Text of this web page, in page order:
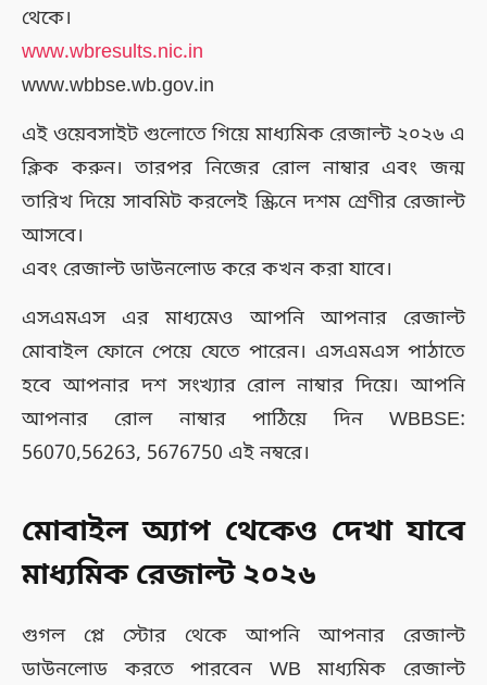
থেকে।
www.wbresults.nic.in
www.wbbse.wb.gov.in
এই ওয়েবসাইট গুলোতে গিয়ে মাধ্যমিক রেজাল্ট ২০২৬ এ
ক্লিক করুন। তারপর নিজের রোল নাম্বার এবং জন্ম
তারিখ দিয়ে সাবমিট করলেই স্ক্রিনে দশম শ্রেণীর রেজাল্ট
আসবে।
এবং রেজাল্ট ডাউনলোড করে কখন করা যাবে।
এসএমএস এর মাধ্যমেও আপনি আপনার রেজাল্ট
মোবাইল ফোনে পেয়ে যেতে পারেন। এসএমএস পাঠাতে
হবে আপনার দশ সংখ্যার রোল নাম্বার দিয়ে। আপনি
আপনার রোল নাম্বার পাঠিয়ে দিন WBBSE:
56070,56263, 5676750 এই নম্বরে।
মোবাইল অ্যাপ থেকেও দেখা যাবে
মাধ্যমিক রেজাল্ট ২০২৬
গুগল প্লে স্টোর থেকে আপনি আপনার রেজাল্ট
ডাউনলোড করতে পারবেন WB মাধ্যমিক রেজাল্ট